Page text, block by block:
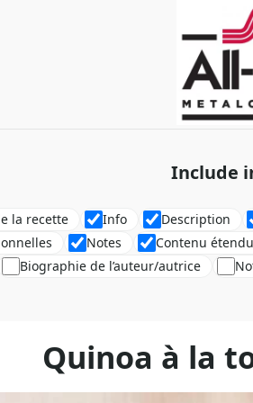
Include
la recette Info Description
Notes Contenu étendu
Biographie de l’auteur/autrice
Quinoa à la